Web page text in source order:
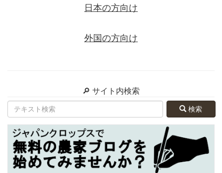
日本の方向け
外国の方向け
🔎 サイト内検索
検索